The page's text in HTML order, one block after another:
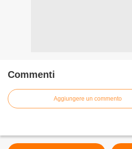
Commenti
Aggiungere un commento